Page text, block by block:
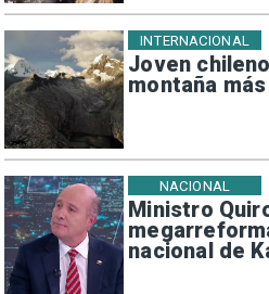
Joven
montaña
INTERNACIONAL
Ministro
nacional de
NACIONAL